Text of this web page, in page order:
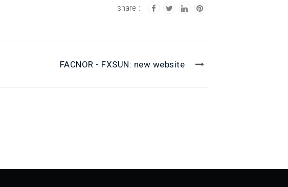
FACNOR - FXSUN: new website
radar mount spray painted, some